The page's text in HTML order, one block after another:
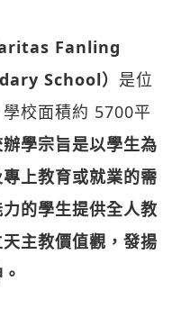
Fanling
School） 是位
校面積約 5700平
學宗旨是以學生為
上教育或就業的需
的學生提供全人教
主教價值觀，發揚